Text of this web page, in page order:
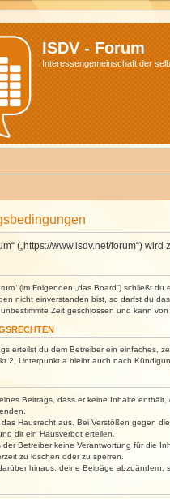
ISDV - Forum
Interessengemeinschaft der
(„https://www.isdv.net/forum“)
(im Folgenden „das Board“) schließt
nicht einverstanden bist, so darfst du
Zeit geschlossen und kann
erteilst du dem Betreiber ein einfaches,
2, Unterpunkt a bleibt auch nach
Beitrags, dass er keine Inhalte
Hausrecht aus. Bei Verstößen gegen
dir ein Hausverbot erteilen.
der Betreiber keine Verantwortung für die
zu löschen oder zu sperren.
hinaus, deine Beiträge